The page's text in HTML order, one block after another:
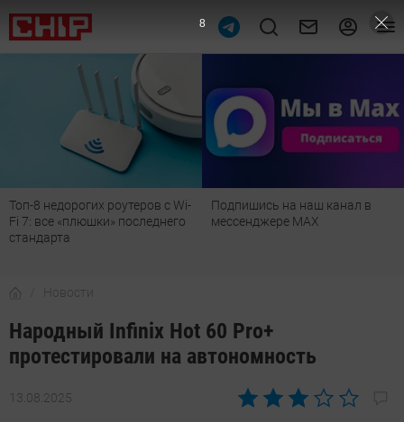
Подпишись на наш канал в
мессенджере МАХ
Рейтинг телевизоров 2026:
лучшие модели для гостиной,
Новости
Народный Infinix Hot 60 Pro+
протестировали на автономность
13.08.2025
Автор:
7